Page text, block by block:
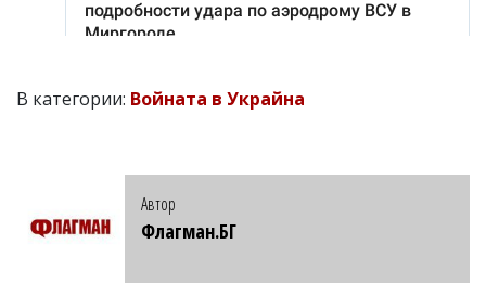
В категории: Войната в Украйна
Автор
Флагман.БГ